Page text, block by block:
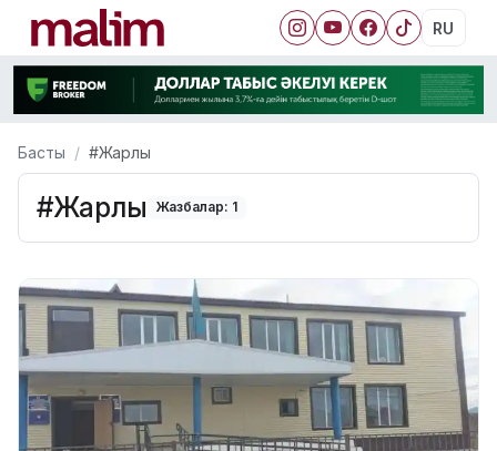
RU
Басты #Жарлы
#Жарлы Жазбалар: 1